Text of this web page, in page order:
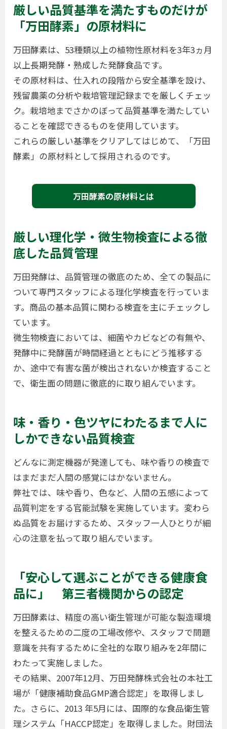
厳しい品質基準を満たすものだけが
「万田酵素」の原材料に
万田酵素は、53種類以上の植物性原材料を3年3ヵ月
以上長期発酵・熟成した発酵食品です。
その原材料は、仕入れの段階から安全基準を設け、
残留農薬の分析や栽培管理記録までを厳しくチェッ
ク。栽培地までさかのぼって品質基準を満たしてい
ることを確認できるものを使用しています。
これらの厳しい基準をクリアしてはじめて、「万田
酵素」の原材料として採用されるのです。
万田酵素の原材料とは
厳しい理化学・微生物検査による徹
底した品質管理
万田発酵は、品質管理の徹底のため、全ての製品に
ついて専門スタッフによる理化学検査を行っていま
す。商品の基本品質に関わる検査を主にチェックし
ています。
微生物検査においては、細菌やカビなどの有無や、
発酵中に発酵菌が時間経過とともにどう推移する
か、途中で有害な菌が検出されないか検査すること
で、衛生面の問題に徹底的に取り組んでいます。
味・香り・色ツヤにわたるまで人に
しかできない品質検査
どんなに測定機器が発達しても、味や香りの検査で
はまだまだ人間の感覚にはかないません。
弊社では、味や香り、色など、人間の五感によって
品質判定をする官能試験を実施しています。変わら
ぬ品質をお届けするため、スタッフ一人ひとりが細
心の注意を払って取り組んでいます。
「安心して選ぶことができる健康食
品に」 第三者機関からの認定
万田酵素は、精度の高い衛生管理が可能な製造環境
を整えるための二度の工場改修や、スタッフで問題
意識を共有するために全社的な取り組みを2年間に
わたって実施しました。
その結果、2007年12月、万田発酵株式会社の本社工
場が「健康補助食品GMP適合認定」を取得しまし
た。さらに、2013 年5月には、国際的な食品衛生管
理システム「HACCP認定」を取得しました。財団法